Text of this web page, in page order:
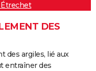
Étrechet
DES
des argiles, lié aux
entraîner des